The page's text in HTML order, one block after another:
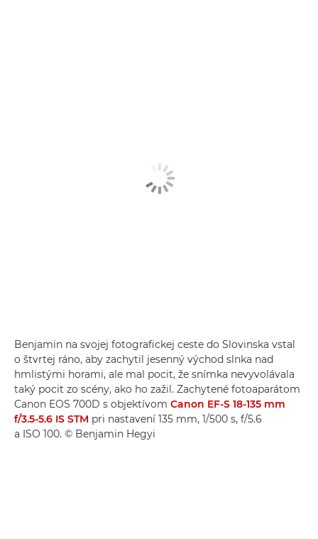
Benjamin na svojej fotografickej ceste do Slovinska vstal
o štvrtej ráno, aby zachytil jesenný východ slnka nad
hmlistými horami, ale mal pocit, že snímka nevyvolávala
taký pocit zo scény, ako ho zažil. Zachytené fotoaparátom
Canon EOS 700D s objektívom Canon EF-S 18-135 mm
f/3.5-5.6 IS STM pri nastavení 135 mm, 1/500 s, f/5.6
a ISO 100. © Benjamin Hegyi